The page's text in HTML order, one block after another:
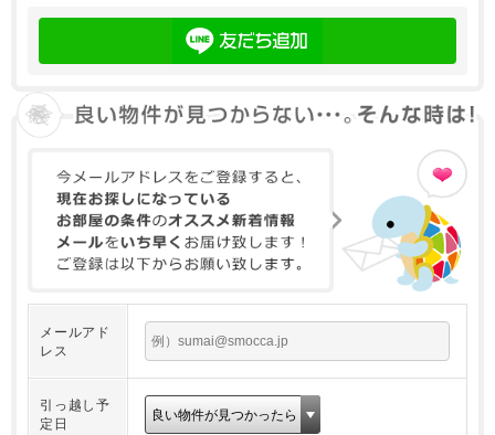
メールアド
レス
引っ越し予
定日